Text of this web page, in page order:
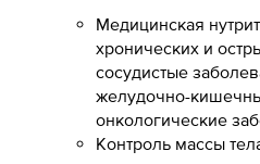
Медицинская
хронических и
сосудистые
желудочно-
онкологические
Контроль массы